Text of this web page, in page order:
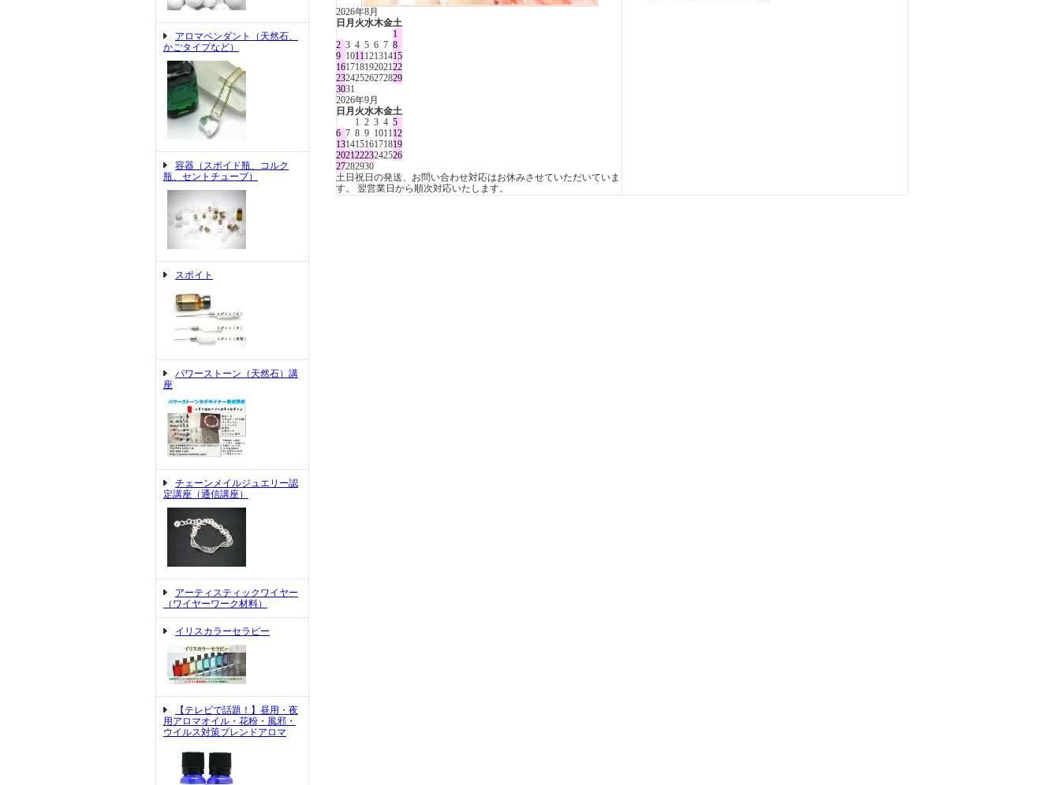
アロマペンダント（天然石、
かごタイプなど）
容器（スポイド瓶、コルク
瓶、セントチューブ）
スポイト
パワーストーン（天然石）講
座
チェーンメイルジュエリー認
定講座（通信講座）
アーティスティックワイヤー
（ワイヤーワーク材料）
イリスカラーセラピー
【テレビで話題！】昼用・夜
用アロマオイル・花粉・風邪・
ウイルス対策ブレンドアロマ
2026年8月
日 月 火水木金土
1
2 3 4 5 6 7 8
9 1011 12131415
16171819202122
23242526272829
3031
2026年9月
日 月 火水木金土
1 2 3 4 5
6 7 8 9 1011 12
13141516171819
20212223242526
27282930
土日祝日の発送、お問い合わせ対応はお休みさせていただいていま
す。 翌営業日から順次対応いたします。